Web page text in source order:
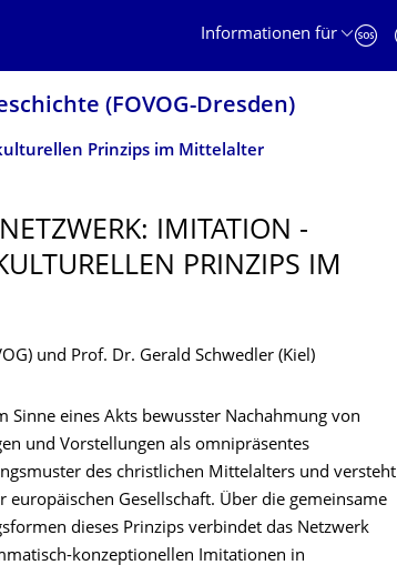
Informationen für
(FOVOG-Dresden)
Prinzips im Mittelalter
IMITATION -
PRINZIPS IM
und Prof. Dr. Gerald Schwedler (Kiel)
Sinne eines Akts bewusster Nachahmung von
und Vorstellungen als omnipräsentes
des christlichen Mittelalters und versteht
Gesellschaft. Über die gemeinsame
dieses Prinzips verbindet das Netzwerk
konzeptionellen Imitationen in